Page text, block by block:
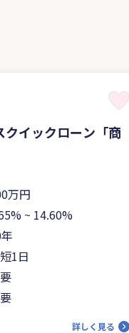
クイックローン「商
万円
~ 14.60%
1日
詳しく見る